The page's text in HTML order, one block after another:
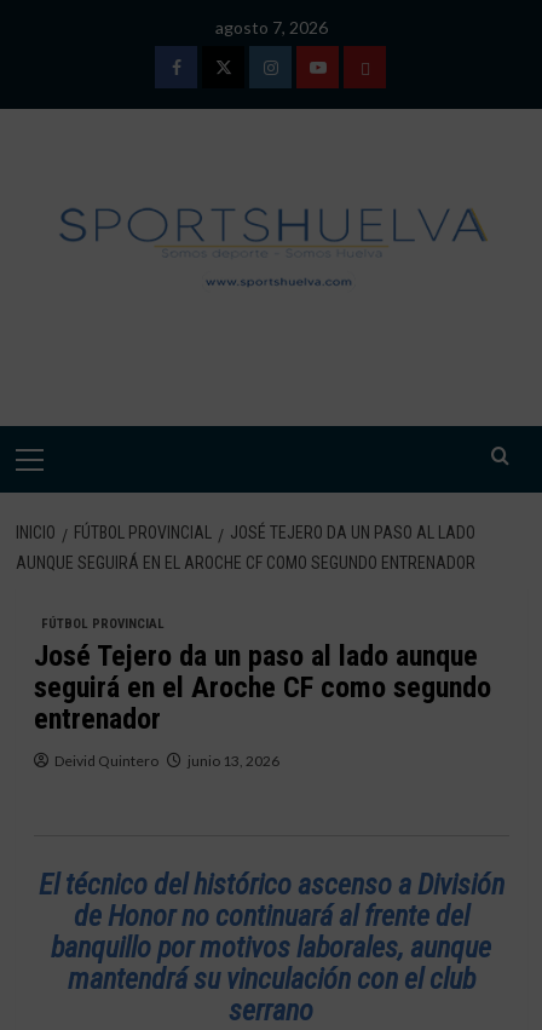
agosto 7, 2026
FacebookTwitterInstagramYoutubeTÉRMINOS
DE
USO
Menú
INICIO FÚTBOL PROVINCIAL
JOSÉ TEJERO DA UN PASO AL LADO
AUNQUE SEGUIRÁ EN EL AROCHE CF COMO SEGUNDO ENTRENADOR
FÚTBOL PROVINCIAL
José Tejero da un paso al lado aunque
seguirá en el Aroche CF como segundo
entrenador
Deivid Quintero junio 13, 2026
El técnico del histórico ascenso a División
de Honor no continuará al frente del
banquillo por motivos laborales, aunque
mantendrá su vinculación con el club
serrano